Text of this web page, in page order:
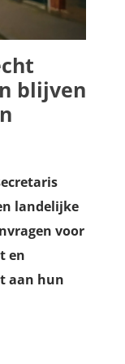
blijven
landelijke
voor
en
aan hun